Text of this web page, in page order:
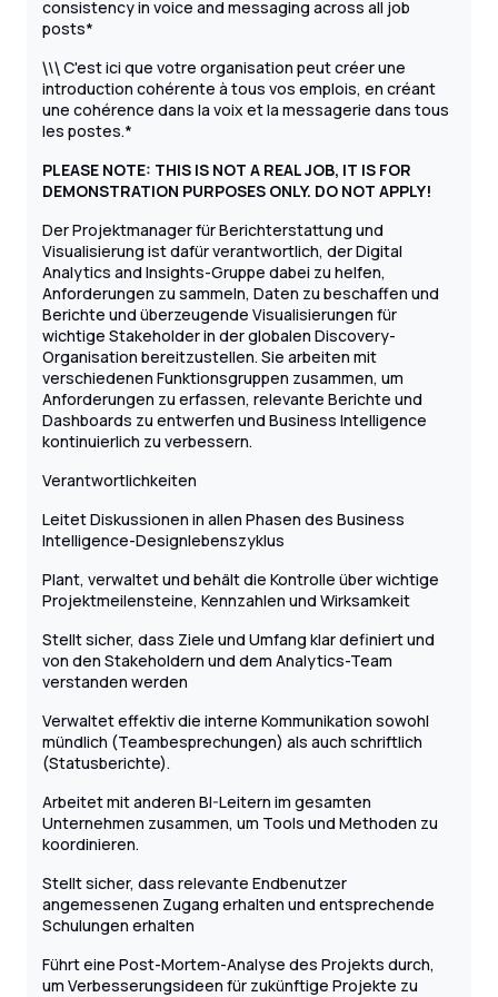
consistency in voice and messaging across all job
posts*
\\\ C'est ici que votre organisation peut créer une
introduction cohérente à tous vos emplois, en créant
une cohérence dans la voix et la messagerie dans tous
les postes.*
PLEASE NOTE: THIS IS NOT A REAL JOB, IT IS FOR
DEMONSTRATION PURPOSES ONLY. DO NOT APPLY!
Der Projektmanager für Berichterstattung und
Visualisierung ist dafür verantwortlich, der Digital
Analytics and Insights-Gruppe dabei zu helfen,
Anforderungen zu sammeln, Daten zu beschaffen und
Berichte und überzeugende Visualisierungen für
wichtige Stakeholder in der globalen Discovery-
Organisation bereitzustellen. Sie arbeiten mit
verschiedenen Funktionsgruppen zusammen, um
Anforderungen zu erfassen, relevante Berichte und
Dashboards zu entwerfen und Business Intelligence
kontinuierlich zu verbessern.
Verantwortlichkeiten
Leitet Diskussionen in allen Phasen des Business
Intelligence-Designlebenszyklus
Plant, verwaltet und behält die Kontrolle über wichtige
Projektmeilensteine, Kennzahlen und Wirksamkeit
Stellt sicher, dass Ziele und Umfang klar definiert und
von den Stakeholdern und dem Analytics-Team
verstanden werden
Verwaltet effektiv die interne Kommunikation sowohl
mündlich (Teambesprechungen) als auch schriftlich
(Statusberichte).
Arbeitet mit anderen BI-Leitern im gesamten
Unternehmen zusammen, um Tools und Methoden zu
koordinieren.
Stellt sicher, dass relevante Endbenutzer
angemessenen Zugang erhalten und entsprechende
Schulungen erhalten
Führt eine Post-Mortem-Analyse des Projekts durch,
um Verbesserungsideen für zukünftige Projekte zu